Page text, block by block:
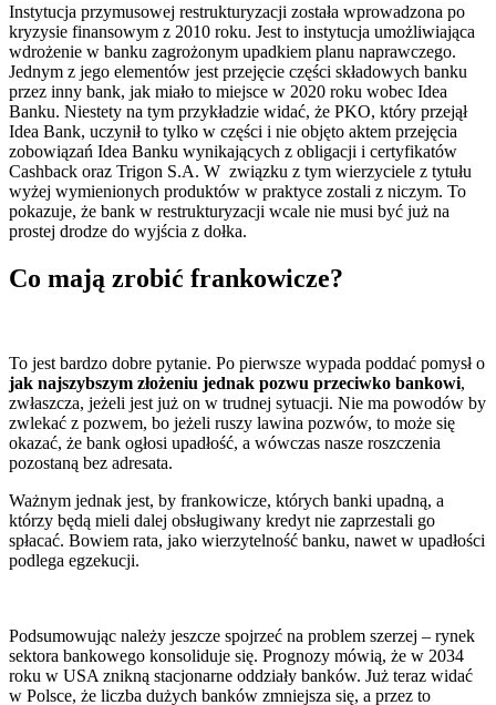
Instytucja przymusowej restrukturyzacji została wprowadzona po
kryzysie finansowym z 2010 roku. Jest to instytucja umożliwiająca
wdrożenie w banku zagrożonym upadkiem planu naprawczego.
Jednym z jego elementów jest przejęcie części składowych banku
przez inny bank, jak miało to miejsce w 2020 roku wobec Idea
Banku. Niestety na tym przykładzie widać, że PKO, który przejął
Idea Bank, uczynił to tylko w części i nie objęto aktem przejęcia
zobowiązań Idea Banku wynikających z obligacji i certyfikatów
Cashback oraz Trigon S.A. W związku z tym wierzyciele z tytułu
wyżej wymienionych produktów w praktyce zostali z niczym. To
pokazuje, że bank w restrukturyzacji wcale nie musi być już na
prostej drodze do wyjścia z dołka.
Co mają zrobić frankowicze?
To jest bardzo dobre pytanie. Po pierwsze wypada poddać pomysł o
jak najszybszym złożeniu jednak pozwu przeciwko bankowi,
zwłaszcza, jeżeli jest już on w trudnej sytuacji. Nie ma powodów by
zwlekać z pozwem, bo jeżeli ruszy lawina pozwów, to może się
okazać, że bank ogłosi upadłość, a wówczas nasze roszczenia
pozostaną bez adresata.
Ważnym jednak jest, by frankowicze, których banki upadną, a
którzy będą mieli dalej obsługiwany kredyt nie zaprzestali go
spłacać. Bowiem rata, jako wierzytelność banku, nawet w upadłości
podlega egzekucji.
Podsumowując należy jeszcze spojrzeć na problem szerzej – rynek
sektora bankowego konsoliduje się. Prognozy mówią, że w 2034
roku w USA znikną stacjonarne oddziały banków. Już teraz widać
w Polsce, że liczba dużych banków zmniejsza się, a przez to